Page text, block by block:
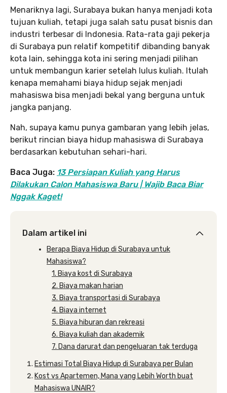
Menariknya lagi, Surabaya bukan hanya menjadi kota
tujuan kuliah, tetapi juga salah satu pusat bisnis dan
industri terbesar di Indonesia. Rata-rata gaji pekerja
di Surabaya pun relatif kompetitif dibanding banyak
kota lain, sehingga kota ini sering menjadi pilihan
untuk membangun karier setelah lulus kuliah. Itulah
kenapa memahami biaya hidup sejak menjadi
mahasiswa bisa menjadi bekal yang berguna untuk
jangka panjang.
Nah, supaya kamu punya gambaran yang lebih jelas,
berikut rincian biaya hidup mahasiswa di Surabaya
berdasarkan kebutuhan sehari-hari.
Baca Juga: 13 Persiapan Kuliah yang Harus
Dilakukan Calon Mahasiswa Baru | Wajib Baca Biar
Nggak Kaget!
Dalam artikel ini
Berapa Biaya Hidup di Surabaya untuk
Mahasiswa?
1. Biaya kost di Surabaya
2. Biaya makan harian
3. Biaya transportasi di Surabaya
4. Biaya internet
5. Biaya hiburan dan rekreasi
6. Biaya kuliah dan akademik
7. Dana darurat dan pengeluaran tak terduga
Estimasi Total Biaya Hidup di Surabaya per Bulan
Kost vs Apartemen, Mana yang Lebih Worth buat
Mahasiswa UNAIR?